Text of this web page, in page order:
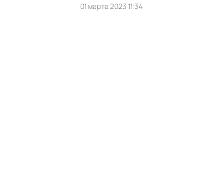
01 марта 2023 11:34